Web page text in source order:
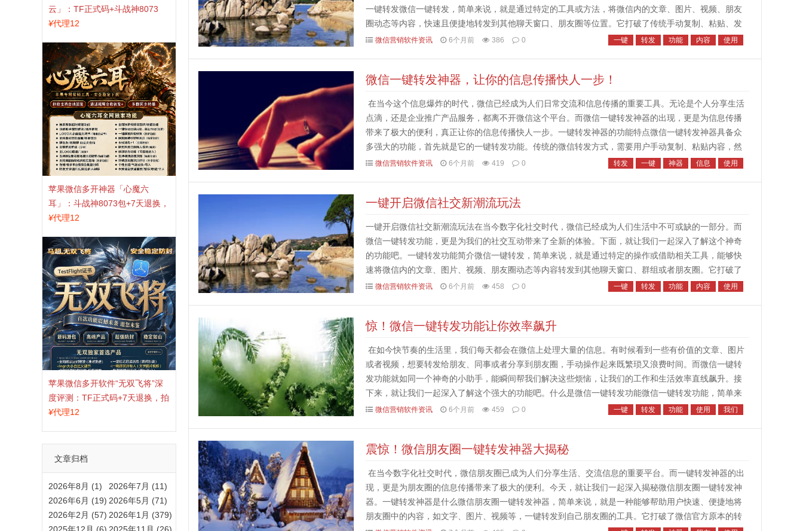
云」：TF正式码+斗战神8073
包，7天退换认准拍拍卡激活码
¥代理12
苹果微信多开神器「心魔六
耳」：斗战神8073包+7天退换，
认准拍拍卡激活码商城
¥代理12
苹果微信多开软件“无双飞将”深
度评测：TF正式码+7天退换，拍
拍卡激活码商城正品保障
¥代理12
文章归档
2026年8月 (1)
2026年7月 (11)
2026年6月 (19) 2026年5月 (71)
2026年2月 (57) 2026年1月 (379)
一键转发微信一键转发，简单来说，就是通过特定的工具或方法，将微信内的文章、图片、视频、朋友
圈动态等内容，快速且便捷地转发到其他聊天窗口、朋友圈等位置。它打破了传统手动复制、粘贴、发
送的繁琐流程，只需轻轻一点，就能完成内容的转移。例如，做微商的小李，...
微信营销软件资讯 6个月前 386 0 一键 转发 功能 内容 使用
微信一键转发神器，让你的信息传播快人一步！
在当今这个信息爆炸的时代，微信已经成为人们日常交流和信息传播的重要工具。无论是个人分享生活
点滴，还是企业推广产品服务，都离不开微信这个平台。而微信一键转发神器的出现，更是为信息传播
带来了极大的便利，真正让你的信息传播快人一步。一键转发神器的功能特点微信一键转发神器具备众
多强大的功能，首先就是它的一键转发功能。传统的微信转发方式，需要用户手动复制、粘贴内容，然
后再选择发送对象，操作繁琐且效率低下。而使用一键转发神器，只需轻轻一...
微信营销软件资讯 6个月前 419 0 转发 一键 神器 信息 使用
一键开启微信社交新潮流玩法
一键开启微信社交新潮流玩法在当今数字化社交时代，微信已经成为人们生活中不可或缺的一部分。而
微信一键转发功能，更是为我们的社交互动带来了全新的体验。下面，就让我们一起深入了解这个神奇
的功能吧。一键转发功能简介微信一键转发，简单来说，就是通过特定的操作或借助相关工具，能够快
速将微信内的文章、图片、视频、朋友圈动态等内容转发到其他聊天窗口、群组或者朋友圈。它打破了
传统手动复制、粘贴、分享的繁琐流程，节省了大量的时间和精力。例如，在阅读一篇精彩...
微信营销软件资讯 6个月前 458 0 一键 转发 功能 内容 使用
惊！微信一键转发功能让你效率飙升
在如今快节奏的生活里，我们每天都会在微信上处理大量的信息。有时候看到一些有价值的文章、图片
或者视频，想要转发给朋友、同事或者分享到朋友圈，手动操作起来既繁琐又浪费时间。而微信一键转
发功能就如同一个神奇的小助手，能瞬间帮我们解决这些烦恼，让我们的工作和生活效率直线飙升。接
下来，就让我们一起深入了解这个强大的功能吧。什么是微信一键转发功能微信一键转发功能，简单来
说，就是通过特定的方法或者借助一些辅助工具，无需进行传统的复制、粘贴...
微信营销软件资讯 6个月前 459 0 一键 转发 功能 使用 我们
震惊！微信朋友圈一键转发神器大揭秘
在当今数字化社交时代，微信朋友圈已成为人们分享生活、交流信息的重要平台。而一键转发神器的出
现，更是为朋友圈的信息传播带来了极大的便利。今天，就让我们一起深入揭秘微信朋友圈一键转发神
器。一键转发神器是什么微信朋友圈一键转发神器，简单来说，就是一种能够帮助用户快速、便捷地将
朋友圈中的内容，如文字、图片、视频等，一键转发到自己朋友圈的工具。它打破了微信官方原本的转